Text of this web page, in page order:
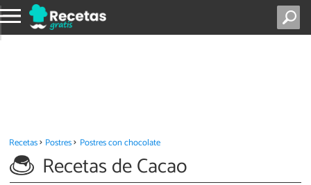
Recetas Postres Postres con chocolate
Recetas de Cacao